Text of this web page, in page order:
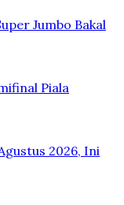
Jumbo Bakal
Piala
2026, Ini